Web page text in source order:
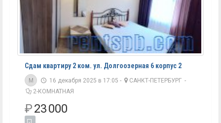
Сдам квартиру 2 ком. ул. Долгоозерная 6 корпус 2
M 16 декабря 2025 в 17:05 - САНКТ-ПЕТЕРБУРГ -
2-КОМНАТНАЯ
₽23 000